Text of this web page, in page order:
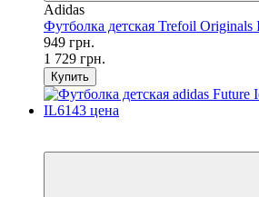
Adidas
Футболка детская Trefoil Originals
949 грн.
1 729 грн.
Купить